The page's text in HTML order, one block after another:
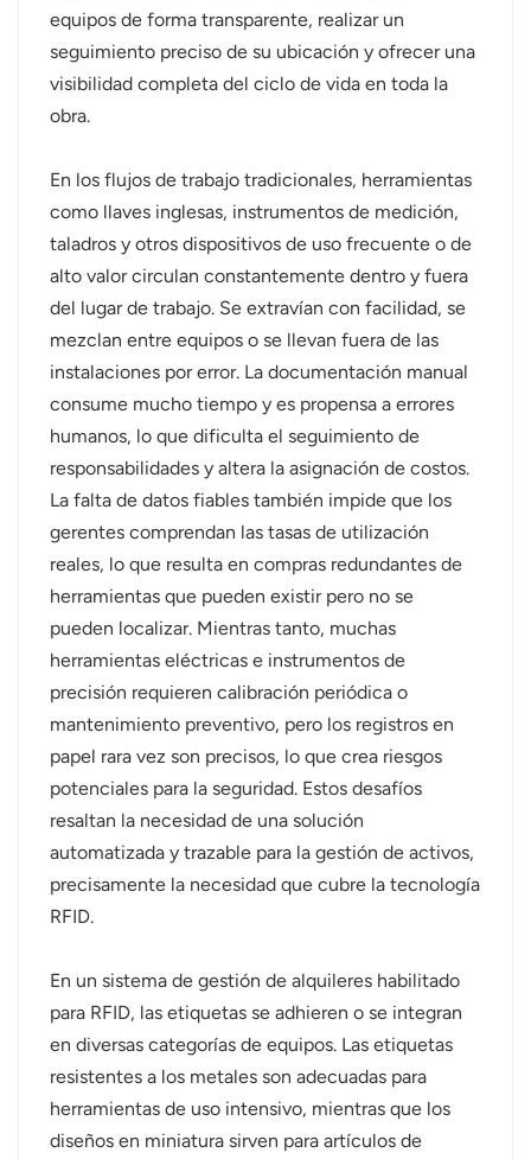
equipos de forma transparente, realizar un
seguimiento preciso de su ubicación y ofrecer una
visibilidad completa del ciclo de vida en toda la
obra.
En los flujos de trabajo tradicionales, herramientas
como llaves inglesas, instrumentos de medición,
taladros y otros dispositivos de uso frecuente o de
alto valor circulan constantemente dentro y fuera
del lugar de trabajo. Se extravían con facilidad, se
mezclan entre equipos o se llevan fuera de las
instalaciones por error. La documentación manual
consume mucho tiempo y es propensa a errores
humanos, lo que dificulta el seguimiento de
responsabilidades y altera la asignación de costos.
La falta de datos fiables también impide que los
gerentes comprendan las tasas de utilización
reales, lo que resulta en compras redundantes de
herramientas que pueden existir pero no se
pueden localizar. Mientras tanto, muchas
herramientas eléctricas e instrumentos de
precisión requieren calibración periódica o
mantenimiento preventivo, pero los registros en
papel rara vez son precisos, lo que crea riesgos
potenciales para la seguridad. Estos desafíos
resaltan la necesidad de una solución
automatizada y trazable para la gestión de activos,
precisamente la necesidad que cubre la tecnología
RFID.
En un sistema de gestión de alquileres habilitado
para RFID, las etiquetas se adhieren o se integran
en diversas categorías de equipos. Las etiquetas
resistentes a los metales son adecuadas para
herramientas de uso intensivo, mientras que los
diseños en miniatura sirven para artículos de